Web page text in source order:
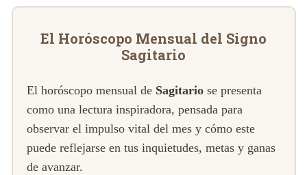
El Horóscopo Mensual del Signo
Sagitario
El horóscopo mensual de Sagitariose presenta
como una lectura inspiradora, pensada para
observar el impulso vital del mes y cómo este
puede reflejarse en tus inquietudes, metas y ganas
de avanzar.